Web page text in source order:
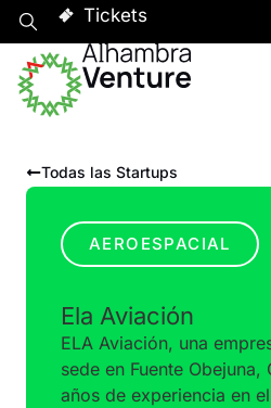
Tickets
Todas las Startups
AEROESPACIAL
Ela Aviación
ELA Aviación, una
sede en Fuente
años de experiencia en